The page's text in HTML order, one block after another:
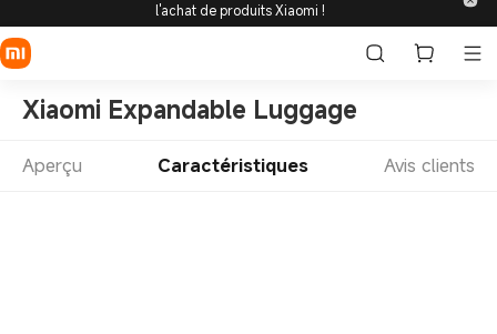
l'achat de produits Xiaomi !
Xiaomi Expandable Luggage
Aperçu Caractéristiques Avis clients